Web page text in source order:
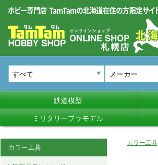
メーカー
鉄道模型
ミリタリープラモデル
カラー工具
カラー工具